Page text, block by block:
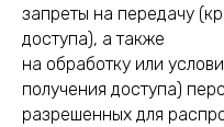
запреты на передачу
доступа), а также
на обработку или
получения доступа)
разрешенных для